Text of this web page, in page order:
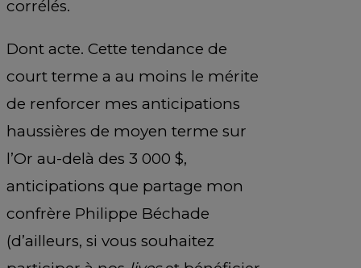
corrélés.
Dont acte. Cette tendance de
court terme a au moins le mérite
de renforcer mes anticipations
haussières de moyen terme sur
l’Or au-delà des 3 000 $,
anticipations que partage mon
confrère Philippe Béchade
(d’ailleurs, si vous souhaitez